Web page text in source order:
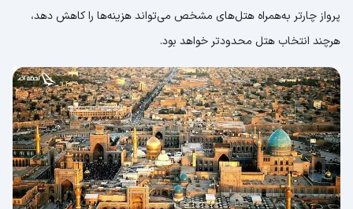
پرواز چارتر به‌همراه هتل‌های مشخص می‌تواند هزینه‌ها را کاهش دهد،
هرچند انتخاب هتل محدود‌تر خواهد بود.